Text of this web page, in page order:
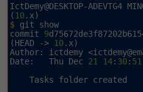
IctDemy@DESKTOP-ADEVTG4
(10
$
IctDemy@DESKTOP-ADEVTG4
( 10
$ git show
commit 9
(HEAD ->
10.x)
Author: ictdemy <
Date:   Thu Dec 21 14: 30: 51